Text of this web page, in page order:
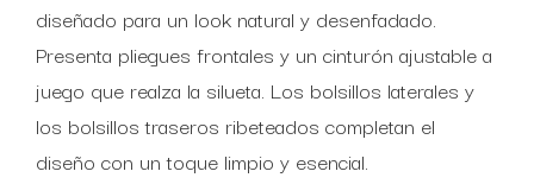
diseñado para un look natural y desenfadado.
Presenta pliegues frontales y un cinturón ajustable a
juego que realza la silueta. Los bolsillos laterales y
los bolsillos traseros ribeteados completan el
diseño con un toque limpio y esencial.